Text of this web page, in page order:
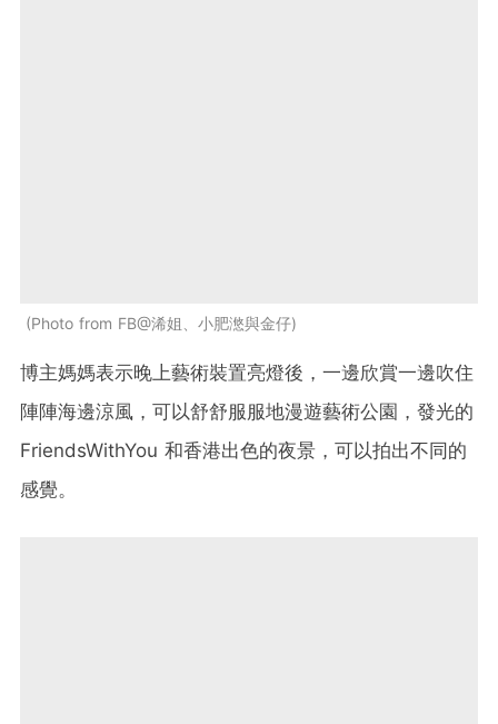
Photo from FB@浠姐、小肥滺與金仔
博主媽媽表示晚上藝術裝置亮燈後，一邊欣賞一邊吹住
陣陣海邊涼風，可以舒舒服服地漫遊藝術公園，發光的
FriendsWithYou 和香港出色的夜景，可以拍出不同的
感覺。